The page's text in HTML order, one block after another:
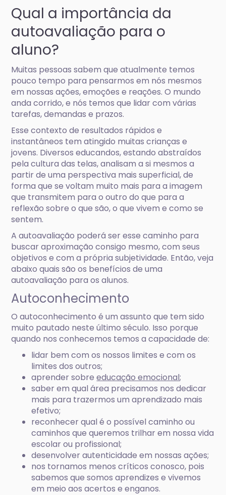
Qual a importância da
autoavaliação para o
aluno?
Muitas pessoas sabem que atualmente temos
pouco tempo para pensarmos em nós mesmos
em nossas ações, emoções e reações. O mundo
anda corrido, e nós temos que lidar com várias
tarefas, demandas e prazos.
Esse contexto de resultados rápidos e
instantâneos tem atingido muitas crianças e
jovens. Diversos educandos, estando abstraídos
pela cultura das telas, analisam a si mesmos a
partir de uma perspectiva mais superficial, de
forma que se voltam muito mais para a imagem
que transmitem para o outro do que para a
reflexão sobre o que são, o que vivem e como se
sentem.
A autoavaliação poderá ser esse caminho para
buscar aproximação consigo mesmo, com seus
objetivos e com a própria subjetividade. Então, veja
abaixo quais são os benefícios de uma
autoavaliação para os alunos.
Autoconhecimento
O autoconhecimento é um assunto que tem sido
muito pautado neste último século. Isso porque
quando nos conhecemos temos a capacidade de:
lidar bem com os nossos limites e com os
limites dos outros;
aprender sobreeducação emocional;
saber em qual área precisamos nos dedicar
mais para trazermos um aprendizado mais
efetivo;
reconhecer qual é o possível caminho ou
caminhos que queremos trilhar em nossa vida
escolar ou profissional;
desenvolver autenticidade em nossas ações;
nos tornamos menos críticos conosco, pois
sabemos que somos aprendizes e vivemos
em meio aos acertos e enganos.